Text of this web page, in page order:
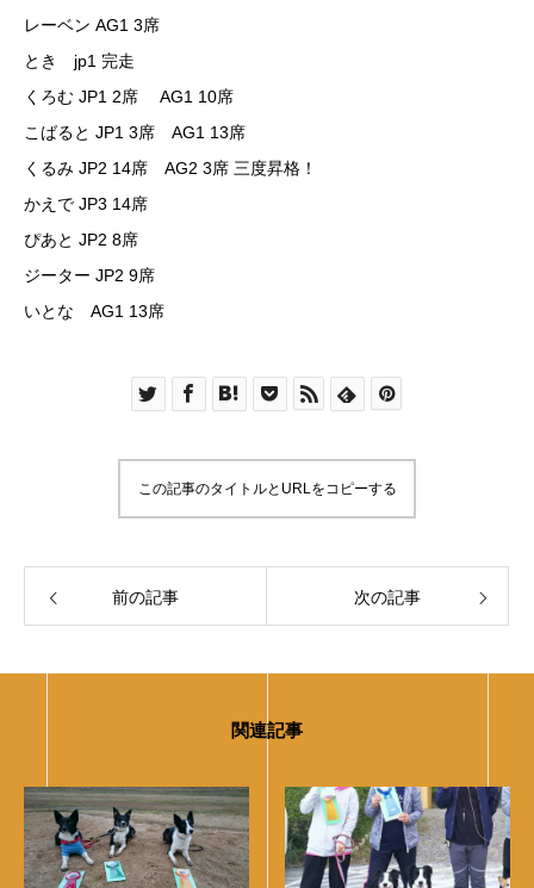
レーベン AG1 3席
とき jp1 完走
くろむ JP1 2席 AG1 10席
こばると JP1 3席 AG1 13席
くるみ JP2 14席 AG2 3席 三度昇格！
かえで JP3 14席
ぴあと JP2 8席
ジーター JP2 9席
いとな AG1 13席
この記事のタイトルとURLをコピーする
前の記事 次の記事
関連記事